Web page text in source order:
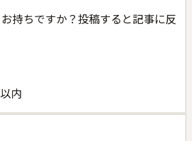
持ちですか？投稿すると記事に反
内